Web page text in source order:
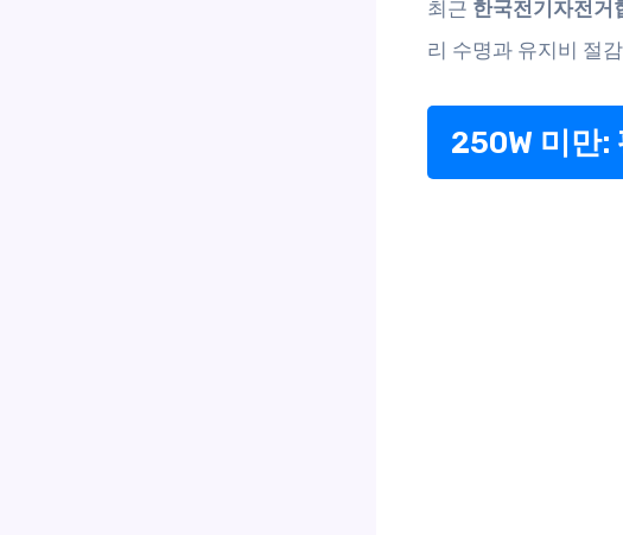
최근 한국전기자전거
리 수명과 유지비 절
250W 미만: